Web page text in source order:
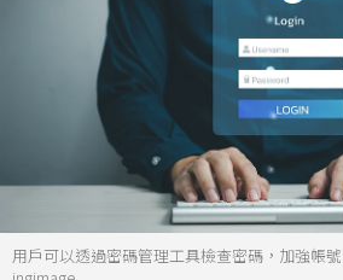
用戶可以透過密碼管理工具檢查密碼，加強帳